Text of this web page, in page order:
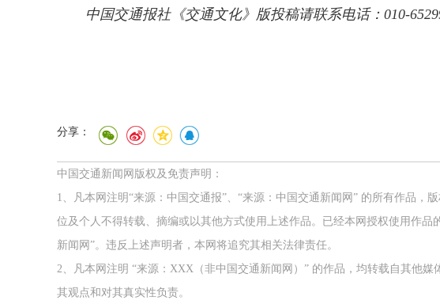
中国交通报社《交通文化》版投稿请联系电话：010-
分享：
中国交通新闻网版权及免责声明：
1、凡本网注明“来源：中国交通报”、“来源：中国交通新闻网” 的所有作品，
位及个人不得转载、摘编或以其他方式使用上述作品。已经本网授权使用作品
新闻网”。违反上述声明者，本网将追究其相关法律责任。
2、凡本网注明 “来源：XXX（非中国交通新闻网）” 的作品，均转载自其他
其观点和对其真实性负责。